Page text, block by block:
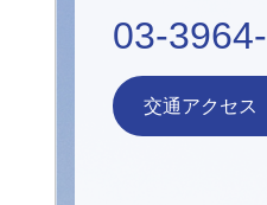
03-
交通アクセス